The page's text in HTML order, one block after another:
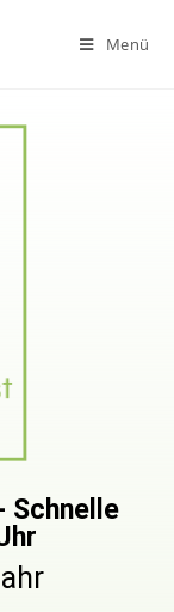
Menü
Schnelle